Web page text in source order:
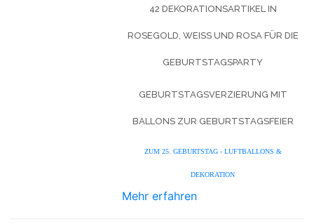
42 DEKORATIONSARTIKEL IN
ROSEGOLD, WEISS UND ROSA FÜR DIE G
EBURTSTAGSPARTY
GEBURTSTAGSVERZIERUNG MIT
BALLONS ZUR GEBURTSTAGSFEIER
ZUM 25. GEBURTSTAG - LUFTBALLONS &
DEKORATION
Mehr erfahren